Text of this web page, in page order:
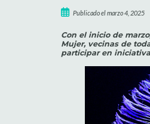
Publicado el marzo 4, 2025
Con el inicio de
Mujer, vecinas de
participar en